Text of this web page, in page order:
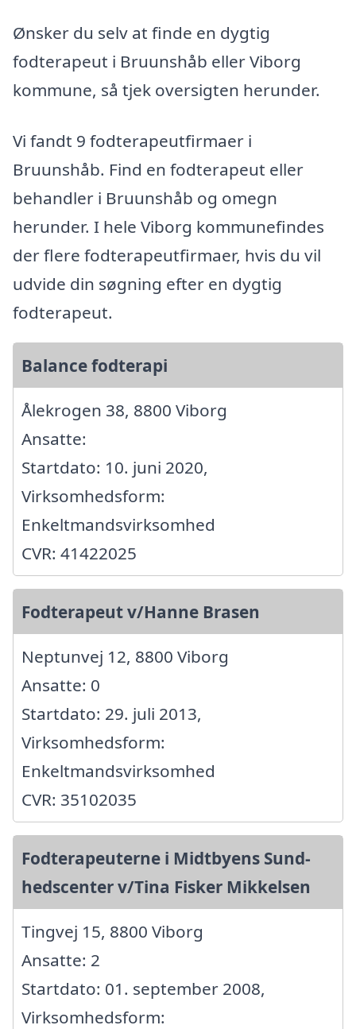
Ønsker du selv at finde en dygtig
fodterapeut i Bruunshåb eller Viborg
kommune, så tjek oversigten herunder.
Vi fandt 9 fodterapeutfirmaer i
Bruunshåb. Find en fodterapeut eller
behandler i Bruunshåb og omegn
herunder. I hele Viborg kommunefindes
der flere fodterapeutfirmaer, hvis du vil
udvide din søgning efter en dygtig
fodterapeut.
Balance fodterapi
Ålekrogen 38, 8800 Viborg
Ansatte:
Startdato: 10. juni 2020,
Virksomhedsform:
Enkeltmandsvirksomhed
CVR: 41422025
Fodterapeut v/Hanne Brasen
Neptunvej 12, 8800 Viborg
Ansatte: 0
Startdato: 29. juli 2013,
Virksomhedsform:
Enkeltmandsvirksomhed
CVR: 35102035
Fodterapeuterne i Midtbyens Sund-
hedscenter v/Tina Fisker Mikkelsen
Tingvej 15, 8800 Viborg
Ansatte: 2
Startdato: 01. september 2008,
Virksomhedsform: